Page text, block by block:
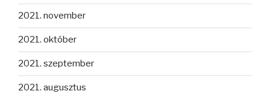
2021. november
2021. október
2021. szeptember
2021. augusztus